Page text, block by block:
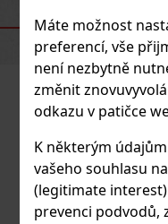
Máte možnost
preferencí, vše
není nezbytně
změnit
odkazu v patičce
K některým
vašeho souhlasu
(legitimate
prevenci podvodů,
Joya de Nicaragua